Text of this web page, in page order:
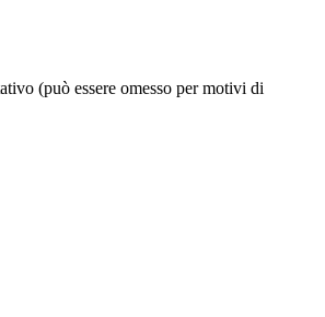
(può essere omesso per motivi di